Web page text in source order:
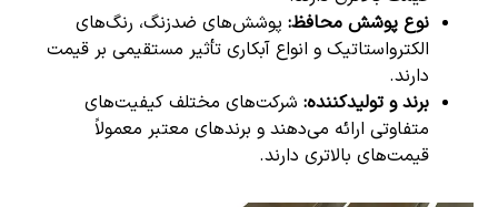
نوع پوشش محافظ: پوشش‌های ضدزنگ، رنگ‌های
الکترواستاتیک و انواع آبکاری تأثیر مستقیمی بر قیمت
دارند.
برند و تولیدکننده: شرکت‌های مختلف کیفیت‌های
متفاوتی ارائه می‌دهند و برندهای معتبر معمولاً
قیمت‌های بالاتری دارند.